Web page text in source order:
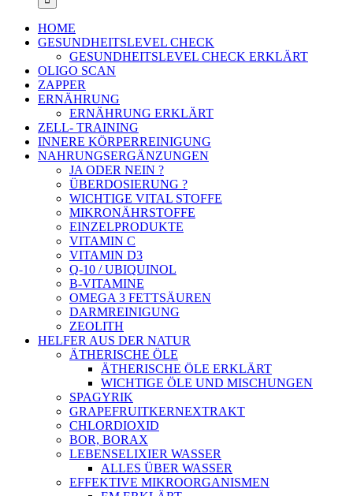
HOME
GESUNDHEITSLEVEL CHECK
GESUNDHEITSLEVEL CHECK ERKLÄRT
OLIGO SCAN
ZAPPER
ERNÄHRUNG
ERNÄHRUNG ERKLÄRT
ZELL- TRAINING
INNERE KÖRPERREINIGUNG
NAHRUNGSERGÄNZUNGEN
JA ODER NEIN ?
ÜBERDOSIERUNG ?
WICHTIGE VITAL STOFFE
MIKRONÄHRSTOFFE
EINZELPRODUKTE
VITAMIN C
VITAMIN D3
Q-10 / UBIQUINOL
B-VITAMINE
OMEGA 3 FETTSÄUREN
DARMREINIGUNG
ZEOLITH
HELFER AUS DER NATUR
ÄTHERISCHE ÖLE
ÄTHERISCHE ÖLE ERKLÄRT
WICHTIGE ÖLE UND MISCHUNGEN
SPAGYRIK
GRAPEFRUITKERNEXTRAKT
CHLORDIOXID
BOR, BORAX
LEBENSELIXIER WASSER
ALLES ÜBER WASSER
EFFEKTIVE MIKROORGANISMEN